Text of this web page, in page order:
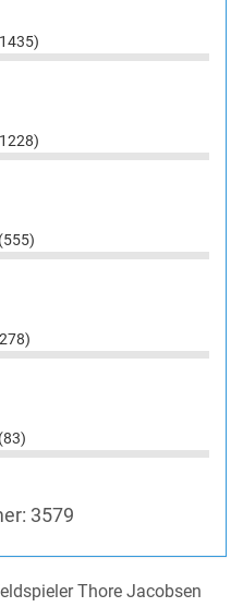
(555)
(83)
3579
Thore Jacobsen